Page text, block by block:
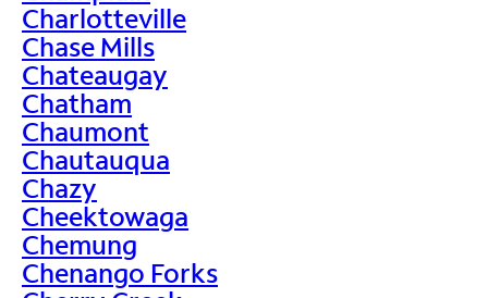
Charlotteville
Chase Mills
Chateaugay
Chatham
Chaumont
Chautauqua
Chazy
Cheektowaga
Chemung
Chenango Forks